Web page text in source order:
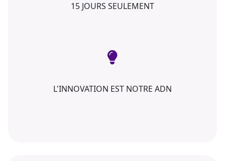
15 JOURS SEULEMENT
L'INNOVATION EST NOTRE ADN